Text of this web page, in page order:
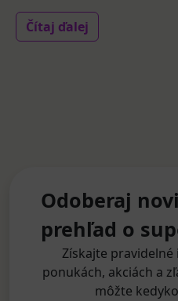
Čítaj ďalej
Odoberaj
prehľad o
Získajte
ponukách, akciách a
môžte